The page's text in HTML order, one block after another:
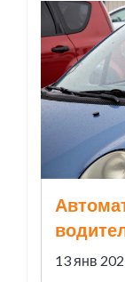
что
13 янв